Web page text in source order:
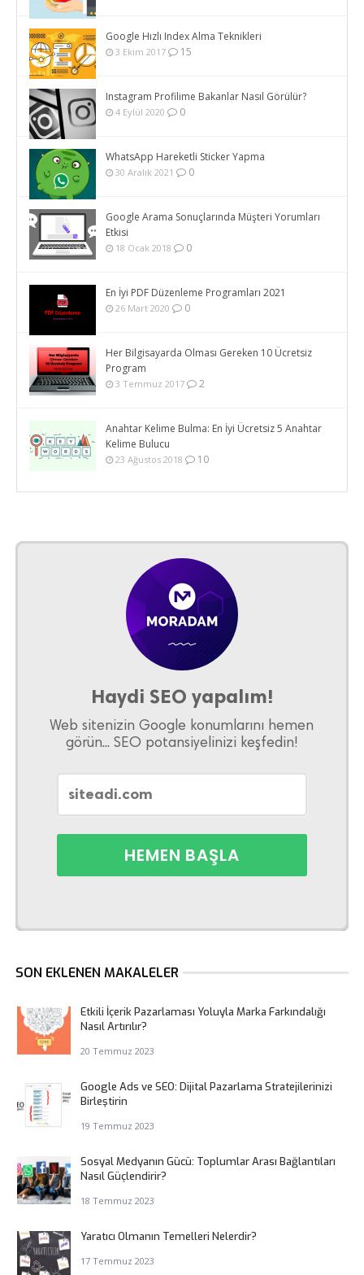
Google Hızlı Index Alma Teknikleri
3 Ekim 2017 15
Instagram Profilime Bakanlar Nasıl Görülür?
4 Eylül 2020 0
WhatsApp Hareketli Sticker Yapma
30 Aralık 2021 0
Google Arama Sonuçlarında Müşteri Yorumları
Etkisi
18 Ocak 2018 0
En İyi PDF Düzenleme Programları 2021
26 Mart 2020 0
Her Bilgisayarda Olması Gereken 10 Ücretsiz
Program
3 Temmuz 2017 2
Anahtar Kelime Bulma: En İyi Ücretsiz 5 Anahtar
Kelime Bulucu
23 Ağustos 2018 10
Haydi SEO yapalım!
Web sitenizin Google konumlarını hemen
görün... SEO potansiyelinizi keşfedin!
SON EKLENEN MAKALELER
Etkili İçerik Pazarlaması Yoluyla Marka Farkındalığı
Nasıl Artırılır?
20 Temmuz 2023
Google Ads ve SEO: Dijital Pazarlama Stratejilerinizi
Birleştirin
19 Temmuz 2023
Sosyal Medyanın Gücü: Toplumlar Arası Bağlantıları
Nasıl Güçlendirir?
18 Temmuz 2023
Yaratıcı Olmanın Temelleri Nelerdir?
17 Temmuz 2023